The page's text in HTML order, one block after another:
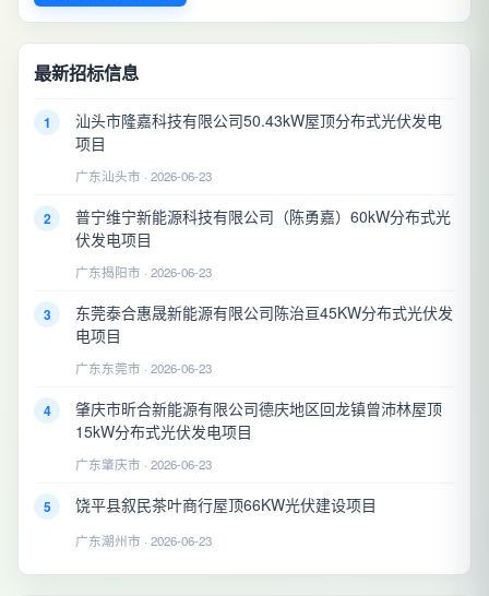
最新招标信息
1
汕头市隆嘉科技有限公司50.43kW屋顶分布式光伏发电
项目
广东汕头市 · 2026-06-23
2
普宁维宁新能源科技有限公司（陈勇嘉）60kW分布式光
伏发电项目
广东揭阳市 · 2026-06-23
3
东莞泰合惠晟新能源有限公司陈治亘45KW分布式光伏发
电项目
广东东莞市 · 2026-06-23
4
肇庆市昕合新能源有限公司德庆地区回龙镇曾沛林屋顶
15kW分布式光伏发电项目
广东肇庆市 · 2026-06-23
5 饶平县叙民茶叶商行屋顶66KW光伏建设项目
广东潮州市 · 2026-06-23